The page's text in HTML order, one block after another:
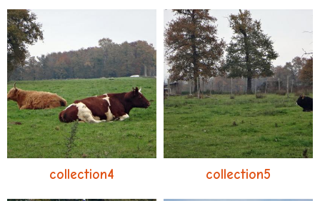
collection4 collection5